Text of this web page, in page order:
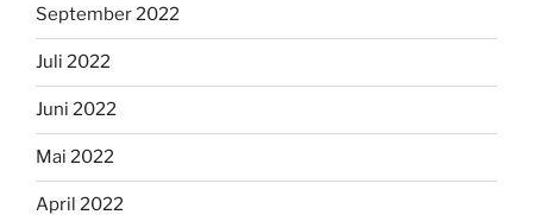
September 2022
Juli 2022
Juni 2022
Mai 2022
April 2022